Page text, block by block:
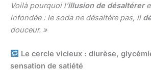
Voilà pourquoi l’illusion de désaltérer
infondée : le soda ne désaltère pas, il
douceur. »
Le cercle vicieux : diurèse,
sensation de satiété